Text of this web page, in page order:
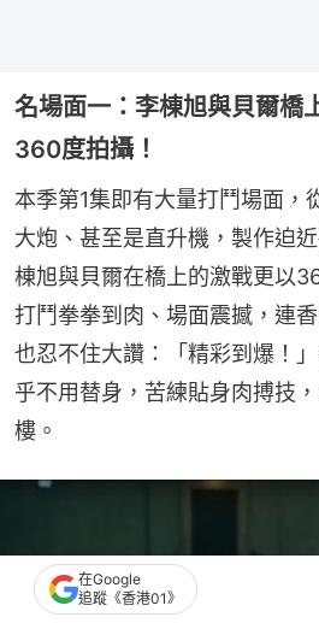
名場面一：李棟旭與貝爾橋
360度拍攝！
本季第1集即有大量打鬥場面，
大炮、甚至是直升機，製作迫
棟旭與貝爾在橋上的激戰更以
打鬥拳拳到肉、場面震撼，連
也忍不住大讚：「精彩到爆！
乎不用替身，苦練貼身肉搏技
樓。
在Google
追蹤《香港01》